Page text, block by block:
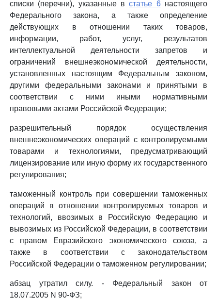
списки (перечни), указанные встатье 6настоящего
Федерального закона, а также определение
действующих в отношении таких товаров,
информации, работ, услуг, результатов
интеллектуальной деятельности запретов и
ограничений внешнеэкономической деятельности,
установленных настоящим Федеральным законом,
другими федеральными законами и принятыми в
соответствии с ними иными нормативными
правовыми актами Российской Федерации;
разрешительный порядок осуществления
внешнеэкономических операций с контролируемыми
товарами и технологиями, предусматривающий
лицензирование или иную форму их государственного
регулирования;
таможенный контроль при совершении таможенных
операций в отношении контролируемых товаров и
технологий, ввозимых в Российскую Федерацию и
вывозимых из Российской Федерации, в соответствии
с правом Евразийского экономического союза, а
также в соответствии с законодательством
Российской Федерации о таможенном регулировании;
абзац утратил силу. - Федеральный закон от
18.07.2005 N 90-ФЗ;